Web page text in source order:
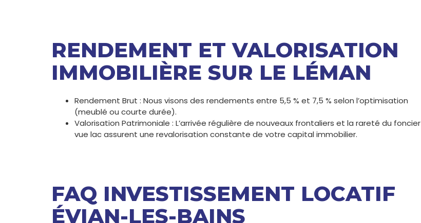
RENDEMENT ET VALORISATION
IMMOBILIÈRE SUR LE LÉMAN
Rendement Brut : Nous visons des rendements entre 5,5 % et 7,5 % selon l’optimisation
(meublé ou courte durée).
Valorisation Patrimoniale : L’arrivée régulière de nouveaux frontaliers et la rareté du foncier
vue lac assurent une revalorisation constante de votre capital immobilier.
FAQ INVESTISSEMENT LOCATIF
ÉVIAN-LES-BAINS